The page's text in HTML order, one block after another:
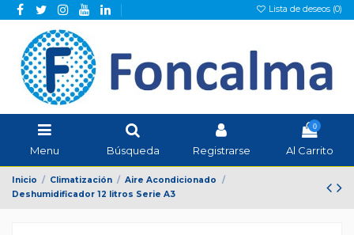
Lista de deseos (0)
Menu Búsqueda Registrarse
0
Al Carrito
Inicio Climatización
Aire Acondicionado
Deshumidificador 12 litros Serie A3